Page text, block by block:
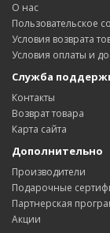
О нас
Пользовательское
Условия возврата
Условия оплаты и
Служба
Контакты
Возврат товара
Карта сайта
Дополнительно
Производители
Подарочные
Партнерская
Акции